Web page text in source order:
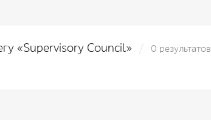
«Supervisory Council» 0 результатов